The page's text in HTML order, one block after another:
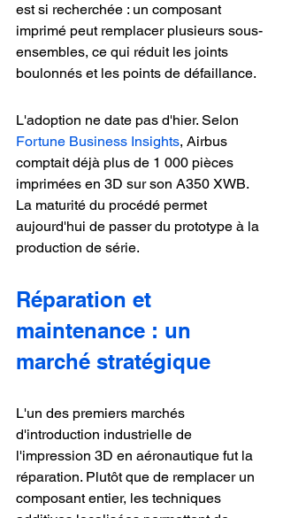
est si recherchée : un composant
imprimé peut remplacer plusieurs sous-
ensembles, ce qui réduit les joints
boulonnés et les points de défaillance.
L'adoption ne date pas d'hier. Selon
Fortune Business Insights, Airbus
comptait déjà plus de 1 000 pièces
imprimées en 3D sur son A350 XWB.
La maturité du procédé permet
aujourd'hui de passer du prototype à la
production de série.
Réparation et
maintenance : un
marché stratégique
L'un des premiers marchés
d'introduction industrielle de
l'impression 3D en aéronautique fut la
réparation. Plutôt que de remplacer un
composant entier, les techniques